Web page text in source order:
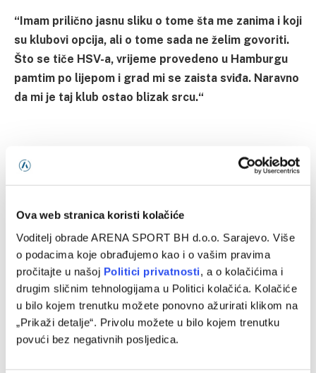
Ova web stranica koristi kolačiće
Voditelj obrade ARENA SPORT BH d.o.o. Sarajevo. Više
o podacima koje obrađujemo kao i o vašim pravima
pročitajte u našoj Politici privatnosti, a o kolačićima i
drugim sličnim tehnologijama u Politici kolačića. Kolačiće
u bilo kojem trenutku možete ponovno ažurirati klikom na
„Prikaži detalje“. Privolu možete u bilo kojem trenutku
povući bez negativnih posljedica.
“Imam prilično jasnu sliku o tome šta me zanima i koji
su klubovi opcija, ali o tome sada ne želim govoriti.
Što se tiče HSV-a, vrijeme provedeno u Hamburgu
pamtim po lijepom i grad mi se zaista sviđa. Naravno
da mi je taj klub ostao blizak srcu.“
FacebookTwitter PinterestLinkedInTumblrWhatsApp
Email
Link
PRETHODNI ČLANAK
Crvena zvezda pronašla
SLJEDEĆI ČLANAK
FIFA potvrdila brojeve koje će